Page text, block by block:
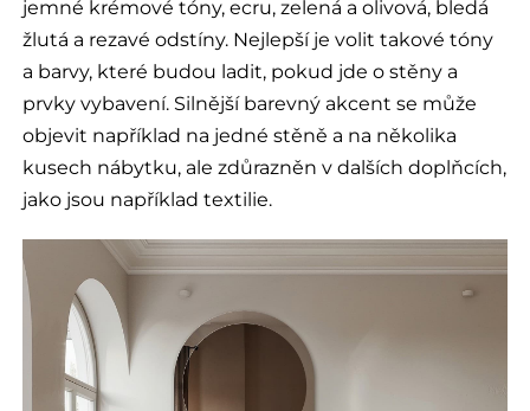
jemné krémové tóny, ecru, zelená a olivová, bledá
žlutá a rezavé odstíny. Nejlepší je volit takové tóny
a barvy, které budou ladit, pokud jde o stěny a
prvky vybavení. Silnější barevný akcent se může
objevit například na jedné stěně a na několika
kusech nábytku, ale zdůrazněn v dalších doplňcích,
jako jsou například textilie.